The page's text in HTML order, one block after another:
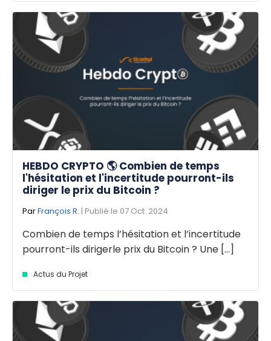
HEBDO CRYPTO 🌎 Combien de temps
l'hésitation et l'incertitude pourront-ils
diriger le prix du Bitcoin ?
ParFrançois R. | Publié le 07 Oct. 2024
Combien de temps l’hésitation et l’incertitude
pourront-ils dirigerle prix du Bitcoin ? Une [...]
Actus du Projet